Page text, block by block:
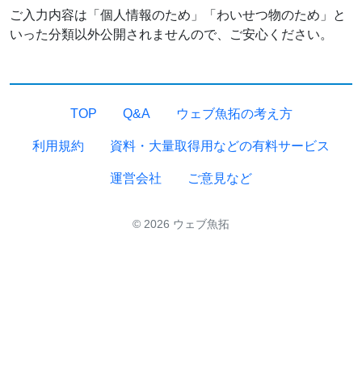
ご入力内容は「個人情報のため」「わいせつ物のため」と
いった分類以外公開されませんので、ご安心ください。
TOP Q&A ウェブ魚拓の考え方
利用規約 資料・大量取得用などの有料サービス
運営会社 ご意見など
© 2026 ウェブ魚拓